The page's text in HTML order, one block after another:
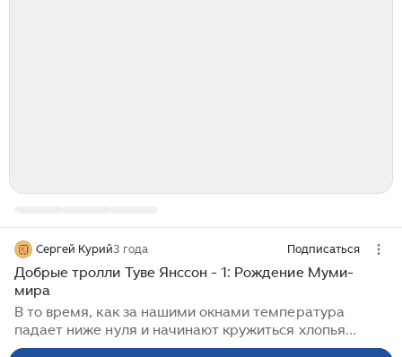
Сергей Курий3 года Подписаться
Добрые тролли Туве Янссон - 1: Рождение Муми-
мира
В то время, как за нашими окнами температура
падает ниже нуля и начинают кружиться хлопья
снега, вместе с медведями, ёжиками и сусликами, в